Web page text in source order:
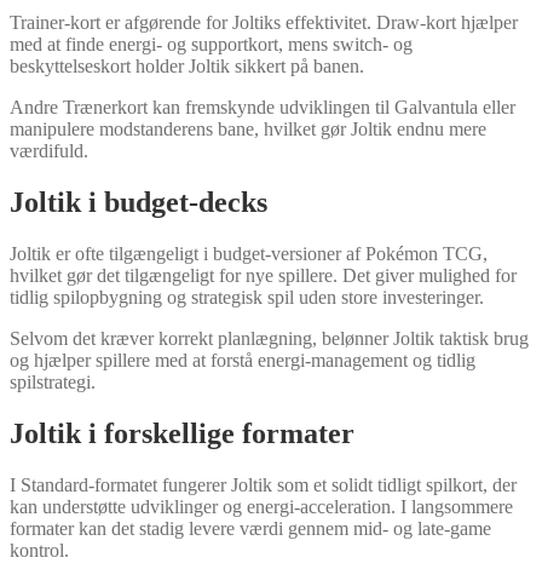
Trainer-kort er afgørende for Joltiks effektivitet. Draw-kort hjælper
med at finde energi- og supportkort, mens switch- og
beskyttelseskort holder Joltik sikkert på banen.
Andre Trænerkort kan fremskynde udviklingen til Galvantula eller
manipulere modstanderens bane, hvilket gør Joltik endnu mere
værdifuld.
Joltik i budget-decks
Joltik er ofte tilgængeligt i budget-versioner af Pokémon TCG,
hvilket gør det tilgængeligt for nye spillere. Det giver mulighed for
tidlig spilopbygning og strategisk spil uden store investeringer.
Selvom det kræver korrekt planlægning, belønner Joltik taktisk brug
og hjælper spillere med at forstå energi-management og tidlig
spilstrategi.
Joltik i forskellige formater
I Standard-formatet fungerer Joltik som et solidt tidligt spilkort, der
kan understøtte udviklinger og energi-acceleration. I langsommere
formater kan det stadig levere værdi gennem mid- og late-game
kontrol.